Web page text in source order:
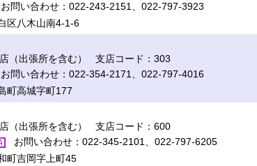
問い合わせ：022-243-2151、022-797-3923
区八木山南4-1-6
（出張所を含む） 支店コード：303
問い合わせ：022-354-2171、022-797-4016
町高城字町177
（出張所を含む） 支店コード：600
お問い合わせ：022-345-2101、022-797-6205
町吉岡字上町45